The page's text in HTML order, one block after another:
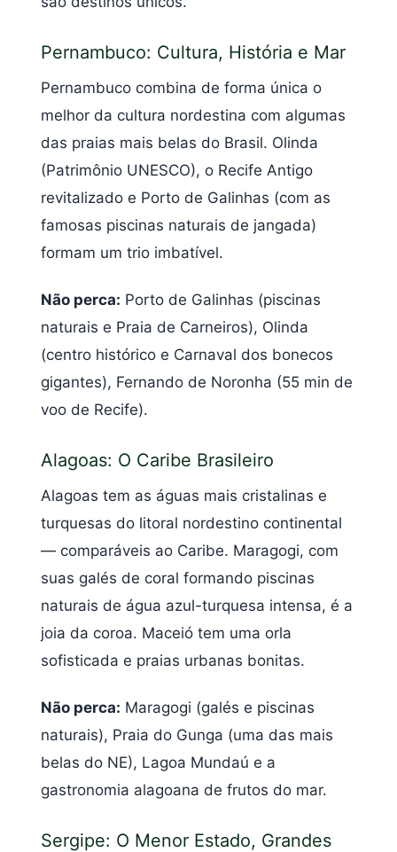
Pernambuco: Cultura, História e Mar
Pernambuco combina de forma única o
melhor da cultura nordestina com algumas
das praias mais belas do Brasil. Olinda
(Patrimônio UNESCO), o Recife Antigo
revitalizado e Porto de Galinhas (com as
famosas piscinas naturais de jangada)
formam um trio imbatível.
Não perca: Porto de Galinhas (piscinas
naturais e Praia de Carneiros), Olinda
(centro histórico e Carnaval dos bonecos
gigantes), Fernando de Noronha (55 min de
voo de Recife).
Alagoas: O Caribe Brasileiro
Alagoas tem as águas mais cristalinas e
turquesas do litoral nordestino continental
— comparáveis ao Caribe. Maragogi, com
suas galés de coral formando piscinas
naturais de água azul-turquesa intensa, é a
joia da coroa. Maceió tem uma orla
sofisticada e praias urbanas bonitas.
Não perca: Maragogi (galés e piscinas
naturais), Praia do Gunga (uma das mais
belas do NE), Lagoa Mundaú e a
gastronomia alagoana de frutos do mar.
Sergipe: O Menor Estado, Grandes